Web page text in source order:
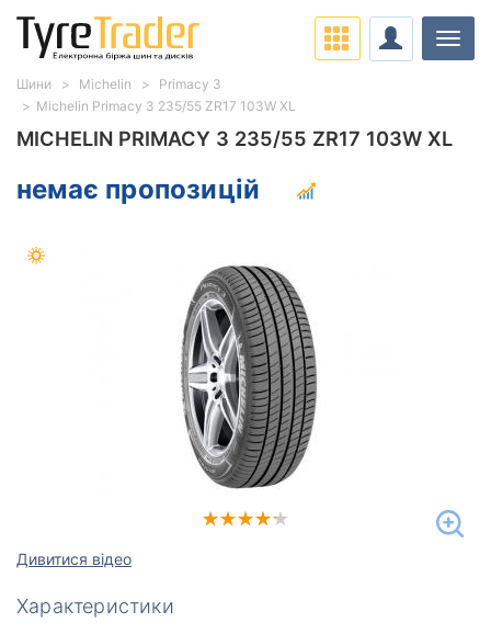
MICHELIN PRIMACY 3 235/55 ZR17 103W XL
немає пропозицій
Дивитися відео
Характеристики
Шини Michelin
Primacy 3
Michelin Primacy 3 235/55 ZR17 103W XL